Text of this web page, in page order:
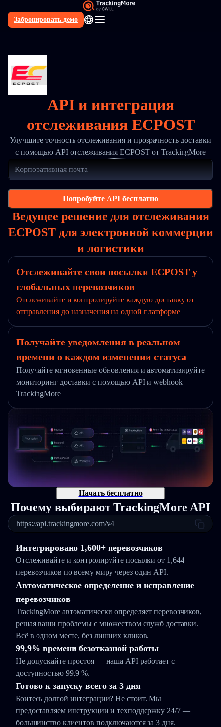
Забронировать демо
RU
API и интеграция
отслеживания ECPOST
Улучшите точность отслеживания и прозрачность доставки
с помощью API отслеживания ECPOST от TrackingMore
Попробуйте API бесплатно
Ведущее решение для отслеживания
ECPOST для электронной коммерции
и логистики
Отслеживайте свои посылки ECPOST у
глобальных перевозчиков
Отслеживайте и контролируйте каждую доставку от
отправления до назначения на одной платформе
Получайте уведомления в реальном
времени о каждом изменении статуса
Получайте мгновенные обновления и автоматизируйте
мониторинг доставки с помощью API и webhook
TrackingMore
Начать бесплатно
Почему выбирают TrackingMore API
https://api.trackingmore.com/v4
Интегрировано 1,600+ перевозчиков
Отслеживайте и контролируйте посылки от 1,644
перевозчиков по всему миру через один API.
Автоматическое определение и исправление
перевозчиков
TrackingMore автоматически определяет перевозчиков,
решая ваши проблемы с множеством служб доставки.
Всё в одном месте, без лишних кликов.
99,9% времени безотказной работы
Не допускайте простоя — наша API работает с
доступностью 99,9 %.
Готово к запуску всего за 3 дня
Боитесь долгой интеграции? Не стоит. Мы
предоставляем инструкции и техподдержку 24/7 —
большинство клиентов подключаются за 3 дня.